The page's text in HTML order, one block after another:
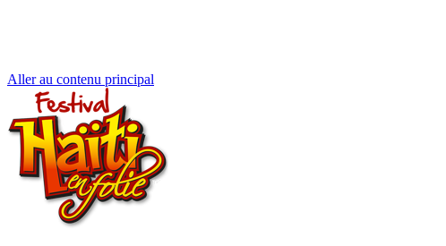
Aller au contenu principal